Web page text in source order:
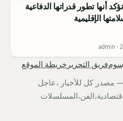
أنها تطور قدراتها الدفاعية
الإقليمية
admin ·
فريق التحرير خريطة الموقع
— مصدر كل للأخبار ،عاجل